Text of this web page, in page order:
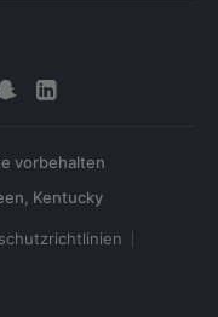
vorbehalten